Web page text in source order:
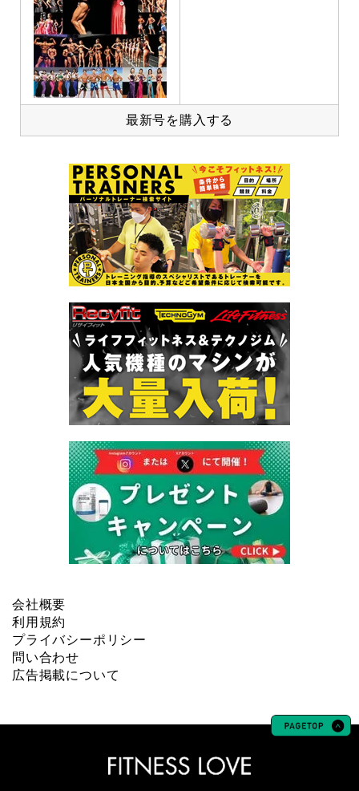
最新号を購入する
会社概要
利用規約
プライバシーポリシー
問い合わせ
広告掲載について